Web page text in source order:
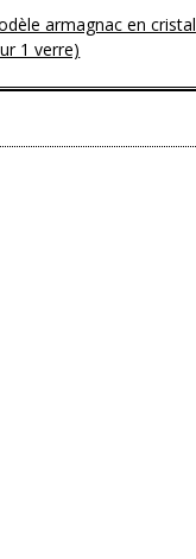
armagnac en cristal
1 verre)